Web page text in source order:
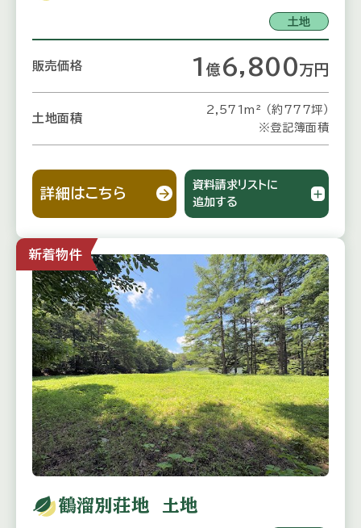
土地
販売価格 1 億 6,800万 円
土地面積
2,571m² （約777坪）
※登記簿面積
詳細はこちら
資料請求リストに
追加する
新着物件
鶴溜別荘地 土地